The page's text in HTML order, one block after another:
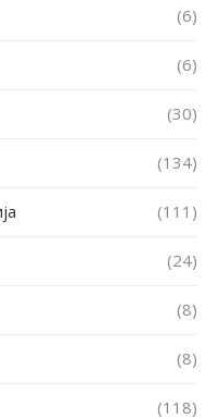
(6)
(6)
(30)
(134)
(111)
(24)
(8)
(8)
(118)